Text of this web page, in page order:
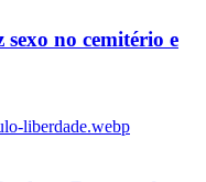
no cemitério e